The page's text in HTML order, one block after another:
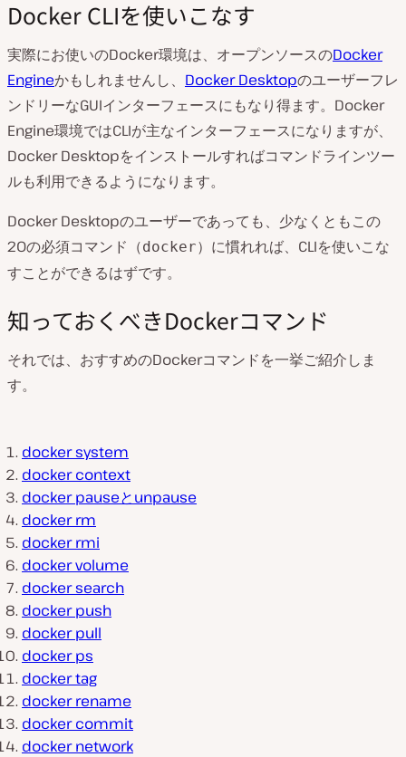
Docker CLIを使いこなす
実際にお使いのDocker環境は、オープンソースのDocker
Engineかもしれませんし、 Docker Desktopのユーザーフレ
ンドリーなGUIインターフェースにもなり得ます。Docker
Engine環境ではCLIが主なインターフェースになりますが、
Docker Desktopをインストールすればコマンドラインツー
ルも利用できるようになります。
Docker Desktopのユーザーであっても、少なくともこの
20の必須コマンド（docker）に慣れれば、CLIを使いこな
すことができるはずです。
知っておくべきDockerコマンド
それでは、おすすめのDockerコマンドを一挙ご紹介しま
す。
docker system
docker context
docker pauseとunpause
docker rm
docker rmi
docker volume
docker search
docker push
docker pull
docker ps
docker tag
docker rename
docker commit
docker network